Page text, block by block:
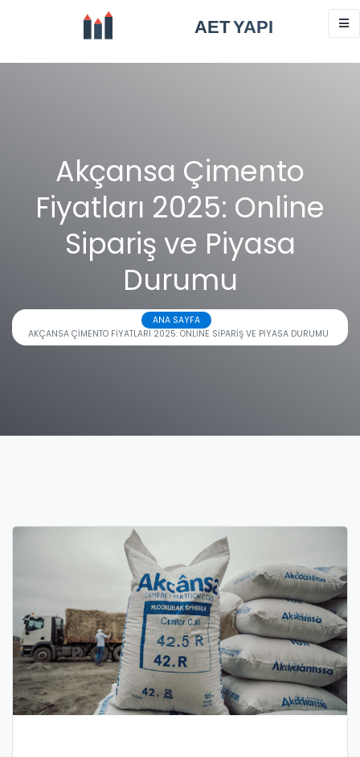
Akçansa Çimento
Fiyatları 2025: Online
Sipariş ve Piyasa
Durumu
ANA SAYFA
AKÇANSA ÇIMENTO FIYATLARI 2025: ONLINE SIPARIŞ VE PIYASA DURUMU